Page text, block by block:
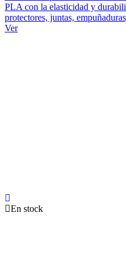
PLA con la elasticidad y
protectores, juntas,
Ver
En stock